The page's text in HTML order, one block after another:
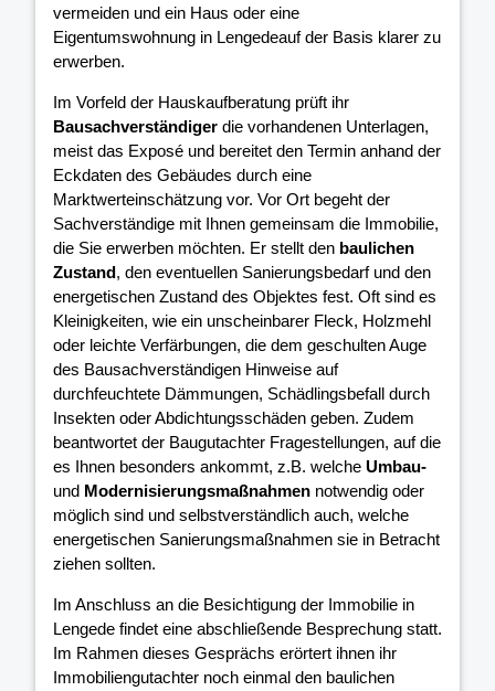
vermeiden und ein Haus oder eine
Eigentumswohnung in Lengedeauf der Basis klarer zu
erwerben.
Im Vorfeld der Hauskaufberatung prüft ihr
Bausachverständiger die vorhandenen Unterlagen,
meist das Exposé und bereitet den Termin anhand der
Eckdaten des Gebäudes durch eine
Marktwerteinschätzung vor. Vor Ort begeht der
Sachverständige mit Ihnen gemeinsam die Immobilie,
die Sie erwerben möchten. Er stellt den baulichen
Zustand, den eventuellen Sanierungsbedarf und den
energetischen Zustand des Objektes fest. Oft sind es
Kleinigkeiten, wie ein unscheinbarer Fleck, Holzmehl
oder leichte Verfärbungen, die dem geschulten Auge
des Bausachverständigen Hinweise auf
durchfeuchtete Dämmungen, Schädlingsbefall durch
Insekten oder Abdichtungsschäden geben. Zudem
beantwortet der Baugutachter Fragestellungen, auf die
es Ihnen besonders ankommt, z.B. welche Umbau-
und Modernisierungsmaßnahmen notwendig oder
möglich sind und selbstverständlich auch, welche
energetischen Sanierungsmaßnahmen sie in Betracht
ziehen sollten.
Im Anschluss an die Besichtigung der Immobilie in
Lengede findet eine abschließende Besprechung statt.
Im Rahmen dieses Gesprächs erörtert ihnen ihr
Immobiliengutachter noch einmal den baulichen